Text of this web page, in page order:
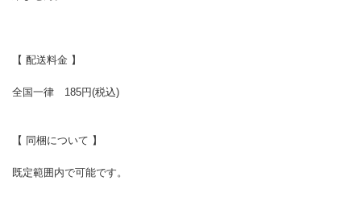
【 配送料金 】
全国一律 185円(税込)
【 同梱について 】
既定範囲内で可能です。